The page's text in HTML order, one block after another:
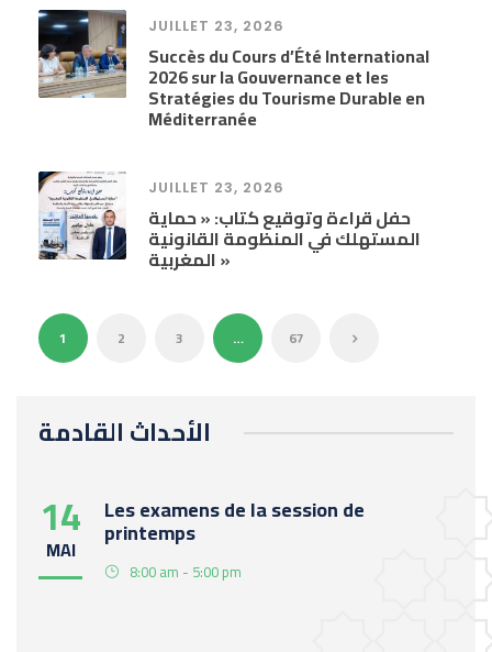
JUILLET 23, 2026
Succès du Cours d’Été International
2026 sur la Gouvernance et les
Stratégies du Tourisme Durable en
Méditerranée
JUILLET 23, 2026
حفل قراءة وتوقيع كتاب: « حماية
المستهلك في المنظومة القانونية
المغربية »
1 2 3 … 67
الأحداث القادمة
14
MAI
Les examens de la session de
printemps
8:00 am - 5:00 pm